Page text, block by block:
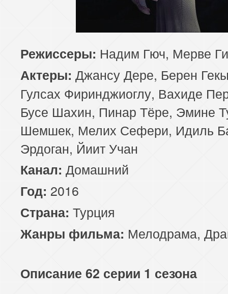
82 серия
83 серия
Режиссеры: Надим Гюч, Мерве
Актеры: Джансу Дере, Берен
Гулсах Фиринджиоглу, Вахиде
Бусе Шахин, Пинар Тёре, Эмине
Шемшек, Мелих Сефери, Идиль
Эрдоган, Йиит Учан
Канал: Домашний
Год: 2016
Страна: Турция
Жанры фильма: Мелодрама,
Описание 62 серии 1 сезона